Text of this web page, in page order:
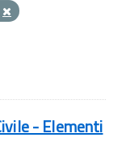
- Elementi